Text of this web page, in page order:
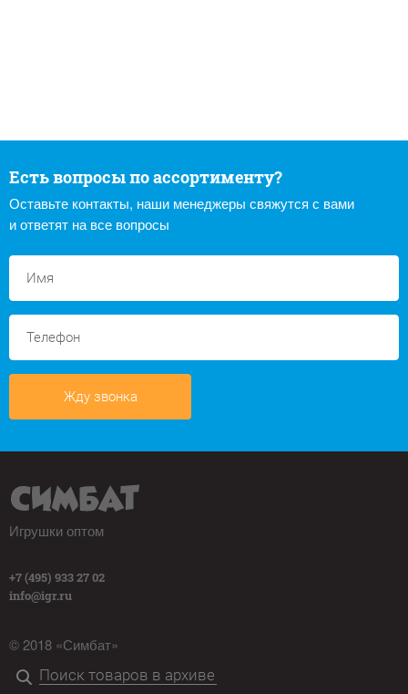
Есть вопросы по ассортименту?
Оставьте контакты, наши менеджеры свяжутся с вами
и ответят на все вопросы
Жду звонка
Игрушки оптом
+7 (495) 933 27 02
info@igr.ru
© 2018 «Симбат»